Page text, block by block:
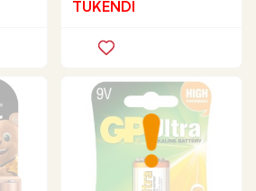
TÜKENDİ